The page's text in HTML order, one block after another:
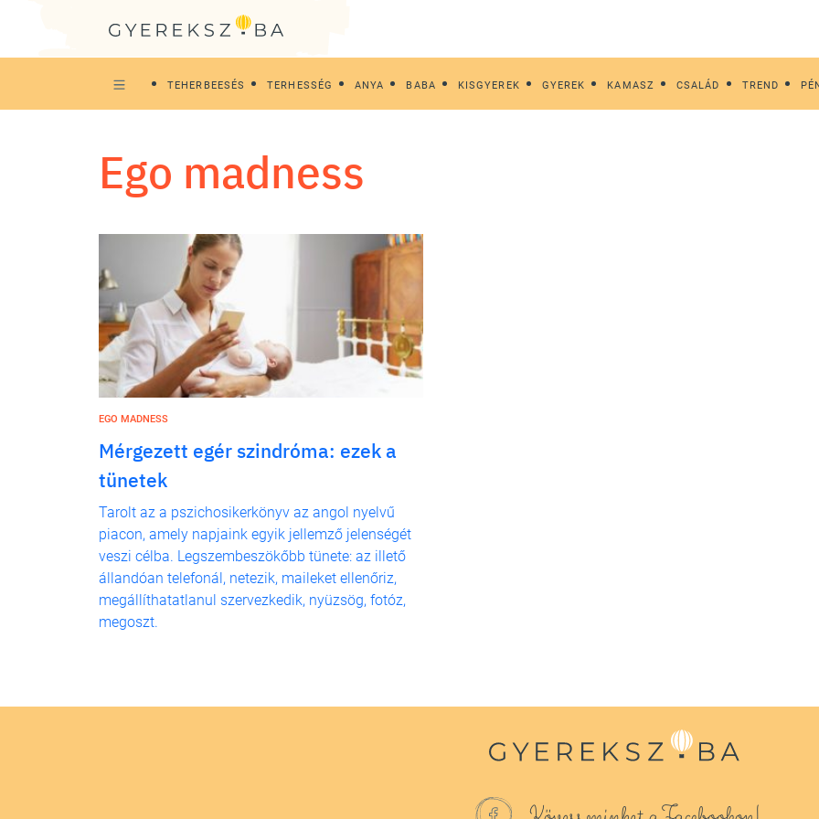
TEHERBEESÉS TERHESSÉG ANYA BABA KISGYEREK GYEREK KAMASZ CSALÁD TREND
ego madness
EGO MADNESS
Mérgezett egér szindróma: ezek a
tünetek
Tarolt az a pszichosikerkönyv az angol nyelvű
piacon, amely napjaink egyik jellemző jelenségét
veszi célba. Legszembeszökőbb tünete: az illető
állandóan telefonál, netezik, maileket ellenőriz,
megállíthatatlanul szervezkedik, nyüzsög, fotóz,
megoszt.